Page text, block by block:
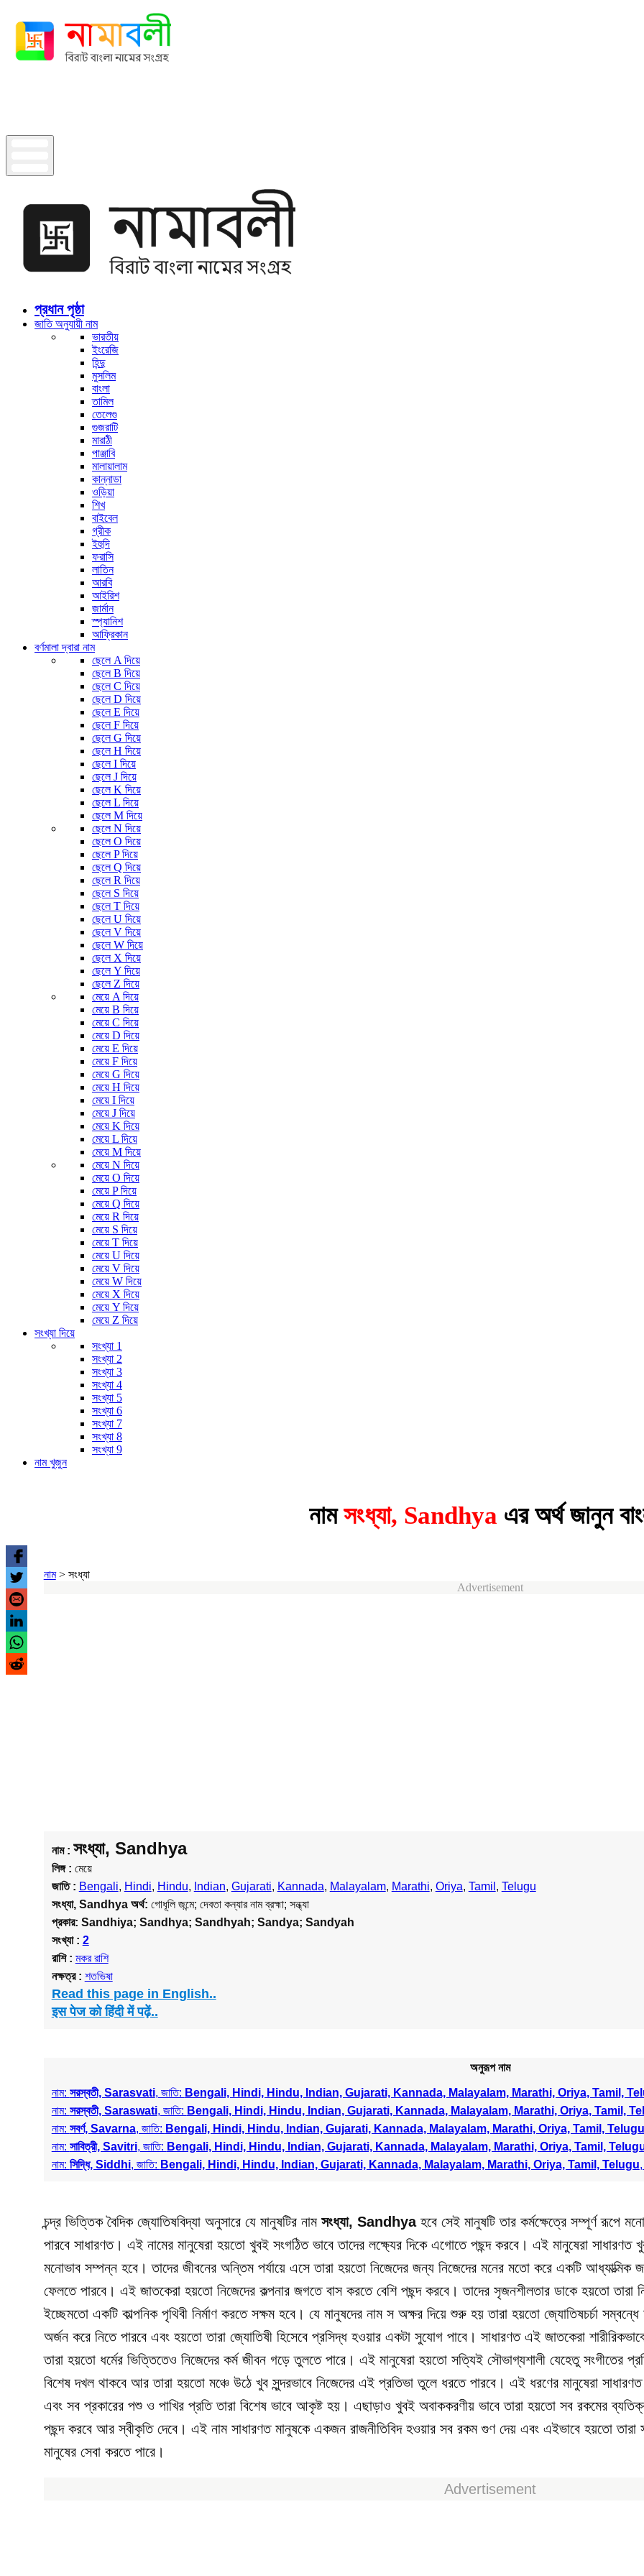
প্রধান পৃষ্ঠা
জাতি অনুযায়ী নাম
ভারতীয়
ইংরেজি
হিন্দু
মুসলিম
বাংলা
তামিল
তেলেগু
গুজরাটি
মারাঠী
পাঞ্জাবি
মালায়ালাম
কান্নাডা
ওড়িয়া
শিখ
বাইবেল
গ্রীক
ইহুদি
ফরাসি
লাতিন
আরবি
আইরিশ
জার্মান
স্প্যানিশ
আফ্রিকান
বর্ণমালা দ্বারা নাম
ছেলে A দিয়ে
ছেলে B দিয়ে
ছেলে C দিয়ে
ছেলে D দিয়ে
ছেলে E দিয়ে
ছেলে F দিয়ে
ছেলে G দিয়ে
ছেলে H দিয়ে
ছেলে I দিয়ে
ছেলে J দিয়ে
ছেলে K দিয়ে
ছেলে L দিয়ে
ছেলে M দিয়ে
ছেলে N দিয়ে
ছেলে O দিয়ে
ছেলে P দিয়ে
ছেলে Q দিয়ে
ছেলে R দিয়ে
ছেলে S দিয়ে
ছেলে T দিয়ে
ছেলে U দিয়ে
ছেলে V দিয়ে
ছেলে W দিয়ে
ছেলে X দিয়ে
ছেলে Y দিয়ে
ছেলে Z দিয়ে
মেয়ে A দিয়ে
মেয়ে B দিয়ে
মেয়ে C দিয়ে
মেয়ে D দিয়ে
মেয়ে E দিয়ে
মেয়ে F দিয়ে
মেয়ে G দিয়ে
মেয়ে H দিয়ে
মেয়ে I দিয়ে
মেয়ে J দিয়ে
মেয়ে K দিয়ে
মেয়ে L দিয়ে
মেয়ে M দিয়ে
মেয়ে N দিয়ে
মেয়ে O দিয়ে
মেয়ে P দিয়ে
মেয়ে Q দিয়ে
মেয়ে R দিয়ে
মেয়ে S দিয়ে
মেয়ে T দিয়ে
মেয়ে U দিয়ে
মেয়ে V দিয়ে
মেয়ে W দিয়ে
মেয়ে X দিয়ে
মেয়ে Y দিয়ে
মেয়ে Z দিয়ে
সংখ্যা দিয়ে
সংখ্যা 1
সংখ্যা 2
সংখ্যা 3
সংখ্যা 4
সংখ্যা 5
সংখ্যা 6
সংখ্যা 7
সংখ্যা 8
সংখ্যা 9
নাম খুজুন
নামসংধ্যা, Sandhya এর অর্থ জানুন
নাম> সংধ্যা
Advertisement
নাম : সংধ্যা, Sandhya
লিঙ্গ : মেয়ে
জাতি : Bengali, Hindi, Hindu, Indian, Gujarati, Kannada, Malayalam, Marathi, Oriya, Tamil , Telugu
সংধ্যা, Sandhyaঅর্থ: গোধূলি জন্মে; দেবতা কন্যার নাম ব্রহ্মা; সন্ধ্যা
প্রকার: Sandhiya; Sandhya; Sandhyah; Sandya; Sandyah
সংখ্যা : 2
রাশি : মকর রাশি
নক্ষত্র : শতভিষা
Read this page in English..
इस पेज को हिंदी में पढ़ें..
অনুরূপ নাম
নাম: সরস্বতী, Sarasvati, জাতি: Bengali, Hindi, Hindu, Indian, Gujarati, Kannada, Malayalam, Marathi, Oriya, Tamil,
নাম: সরস্বতী, Saraswati, জাতি: Bengali, Hindi, Hindu, Indian, Gujarati, Kannada, Malayalam, Marathi, Oriya, Tamil,
নাম: সবর্ণ, Savarna, জাতি: Bengali, Hindi, Hindu, Indian, Gujarati, Kannada, Malayalam, Marathi, Oriya, Tamil, Telugu
নাম: সাবিত্রী, Savitri, জাতি: Bengali, Hindi, Hindu, Indian, Gujarati, Kannada, Malayalam, Marathi, Oriya, Tamil,
নাম: সিদ্ধি, Siddhi, জাতি: Bengali, Hindi, Hindu, Indian, Gujarati, Kannada, Malayalam, Marathi, Oriya, Tamil, Telugu
চন্দ্র ভিত্তিক বৈদিক জ্যোতিষবিদ্যা অনুসারে যে মানুষটির নাম সংধ্যা, Sandhyaহবে সেই মানুষটি তার কর্মক্ষেত্রে সম্পূর্ণ রূপে
পারবে সাধারণত। এই নামের মানুষেরা হয়তো খুবই সংগঠিত ভাবে তাদের লক্ষ্যের দিকে এগোতে পছন্দ করবে। এই মানুষেরা সাধারণত
মনোভাব সম্পন্ন হবে। তাদের জীবনের অন্তিম পর্যায়ে এসে তারা হয়তো নিজেদের জন্য নিজেদের মনের মতো করে একটি আধ্যাত্মিক
ফেলতে পারবে। এই জাতকেরা হয়তো নিজেদের কল্পনার জগতে বাস করতে বেশি পছন্দ করবে। তাদের সৃজনশীলতার ডাকে হয়তো তারা
ইচ্ছেমতো একটি কাল্পনিক পৃথিবী নির্মাণ করতে সক্ষম হবে। যে মানুষদের নাম স অক্ষর দিয়ে শুরু হয় তারা হয়তো জ্যোতিষচর্চা সম্বন্ধে
অর্জন করে নিতে পারবে এবং হয়তো তারা জ্যোতিষী হিসেবে প্রসিদ্ধ হওয়ার একটা সুযোগ পাবে। সাধারণত এই জাতকেরা
তারা হয়তো ধর্মের ভিত্তিতেও নিজেদের কর্ম জীবন গড়ে তুলতে পারে। এই মানুষেরা হয়তো সত্যিই সৌভাগ্যশালী যেহেতু সংগীতের
বিশেষ দখল থাকবে আর তারা হয়তো মঞ্চে উঠে খুব সুন্দরভাবে নিজেদের এই প্রতিভা তুলে ধরতে পারবে। এই ধরণের মানুষেরা
এবং সব প্রকারের পশু ও পাখির প্রতি তারা বিশেষ ভাবে আকৃষ্ট হয়। এছাড়াও খুবই অবাককরণীয় ভাবে তারা হয়তো সব রকমের
পছন্দ করবে আর স্বীকৃতি দেবে। এই নাম সাধারণত মানুষকে একজন রাজনীতিবিদ হওয়ার সব রকম গুণ দেয় এবং এইভাবে হয়তো তারা
মানুষের সেবা করতে পারে।
Advertisement